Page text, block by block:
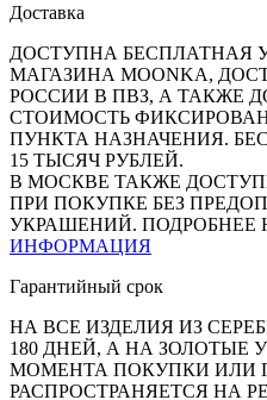
Доставка
ДОСТУПНА БЕСПЛАТНАЯ
МАГАЗИНА MOONKA,
РОССИИ В ПВЗ, А ТАКЖЕ
СТОИМОСТЬ
ПУНКТА НАЗНАЧЕНИЯ.
15 ТЫСЯЧ РУБЛЕЙ.
В МОСКВЕ ТАКЖЕ
ПРИ ПОКУПКЕ БЕЗ
УКРАШЕНИЙ. ПОДРОБНЕЕ
ИНФОРМАЦИЯ
Гарантийный срок
НА ВСЕ ИЗДЕЛИЯ ИЗ
180 ДНЕЙ, А НА ЗОЛОТЫЕ
МОМЕНТА ПОКУПКИ ИЛИ
РАСПРОСТРАНЯЕТСЯ НА